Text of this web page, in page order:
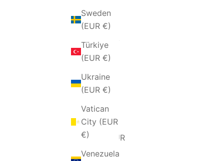
Sweden
(EUR €)
Türkiye
(EUR €)
Ukraine
(EUR €)
Vatican
City (EUR
€)
Venezuela
Greece
(EUR €)
Hungary
(EUR €)
Iceland
(EUR €)
Ireland
(EUR €)
Italy (EUR
€)